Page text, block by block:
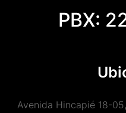
PBX:
Avenida Hincapié 18-